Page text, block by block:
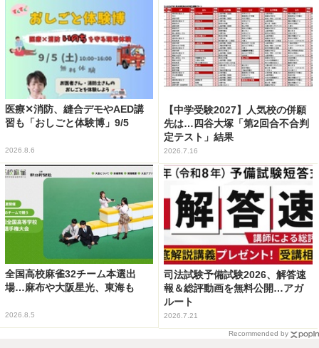
医療✕消防、縫合デモやAED講
習も「おしごと体験博」9/5
2026.8.6
【中学受験2027】人気校の併願
先は…四谷大塚「第2回合不合判
定テスト」結果
2026.7.16
全国高校麻雀32チーム本選出
場…麻布や大阪星光、東海も
2026.8.5
司法試験予備試験2026、解答速
報＆総評動画を無料公開…アガ
ルート
2026.7.21
Recommended by